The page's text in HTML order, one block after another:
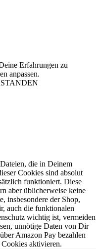
Erfahrungen zu
anpassen.
die in Deinem
Cookies sind absolut
funktioniert. Diese
aber üblicherweise keine
insbesondere der Shop,
auch die funktionalen
wichtig ist, vermeiden
unnötige Daten von Dir
Amazon Pay bezahlen
aktivieren.